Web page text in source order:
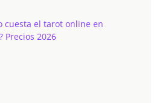
cuesta el tarot online en
Precios 2026